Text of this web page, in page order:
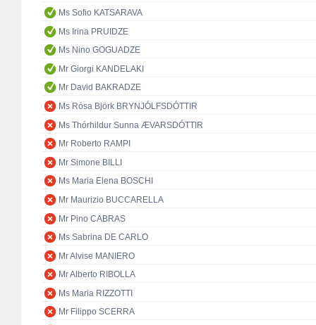
Ms Sofio KATSARAVA
Ms Irina PRUIDZE
Ms Nino GOGUADZE
Mr Giorgi KANDELAKI
Mr David BAKRADZE
Ms Rósa Björk BRYNJÓLFSDÓTTIR
Ms Thórhildur Sunna ÆVARSDÓTTIR
Mr Roberto RAMPI
Mr Simone BILLI
Ms Maria Elena BOSCHI
Mr Maurizio BUCCARELLA
Mr Pino CABRAS
Ms Sabrina DE CARLO
Mr Alvise MANIERO
Mr Alberto RIBOLLA
Ms Maria RIZZOTTI
Mr Filippo SCERRA